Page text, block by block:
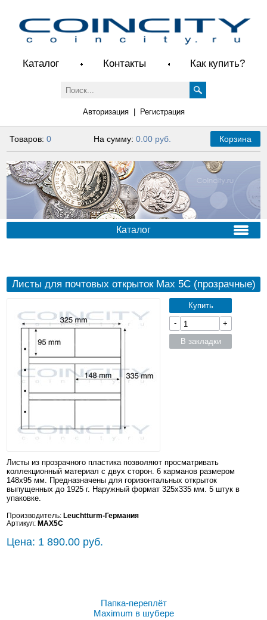
Каталог Контакты Как купить?
Авторизация| Регистрация
Товаров:0 На сумму: 0.00 руб. Корзина
Каталог
Листы для почтовых открыток Max 5C (прозрачные)
Листы из прозрачного пластика позволяют просматривать
коллекционный материал с двух сторон. 6 карманов размером
148x95 мм. Предназначены для горизонтальных открыток
выпущенных до 1925 г. Наружный формат 325x335 мм. 5 штук в
упаковке.
Производитель: Leuchtturm-Германия
Артикул: MAX5C
Цена: 1 890.00 руб.
Купить
-
+
В закладки
Папка-переплёт
Maximum в шубере